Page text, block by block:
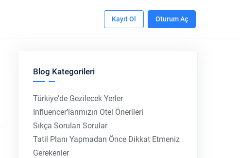
Kayıt Ol Oturum Aç
Blog Kategorileri
Türkiye'de Gezilecek Yerler
Influencer’larımızın Otel Önerileri
Sıkça Sorulan Sorular
Tatil Planı Yapmadan Önce Dikkat Etmeniz
Gerekenler